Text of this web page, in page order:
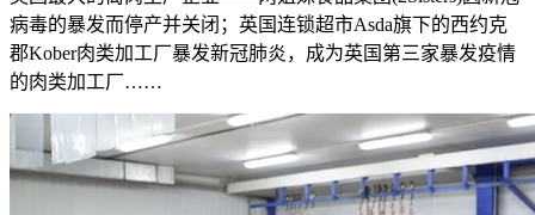
病毒的暴发而停产并关闭；英国连锁超市Asda旗下的西约克
郡Kober肉类加工厂暴发新冠肺炎，成为英国第三家暴发疫情
的肉类加工厂……